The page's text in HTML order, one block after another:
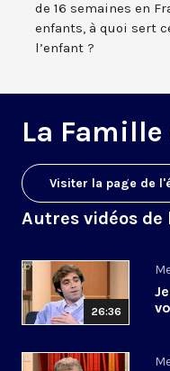
de 16 semaines en
enfants, à quoi sert
l’enfant ?
La
Visiter la page de
Autres vidéos de
26:36